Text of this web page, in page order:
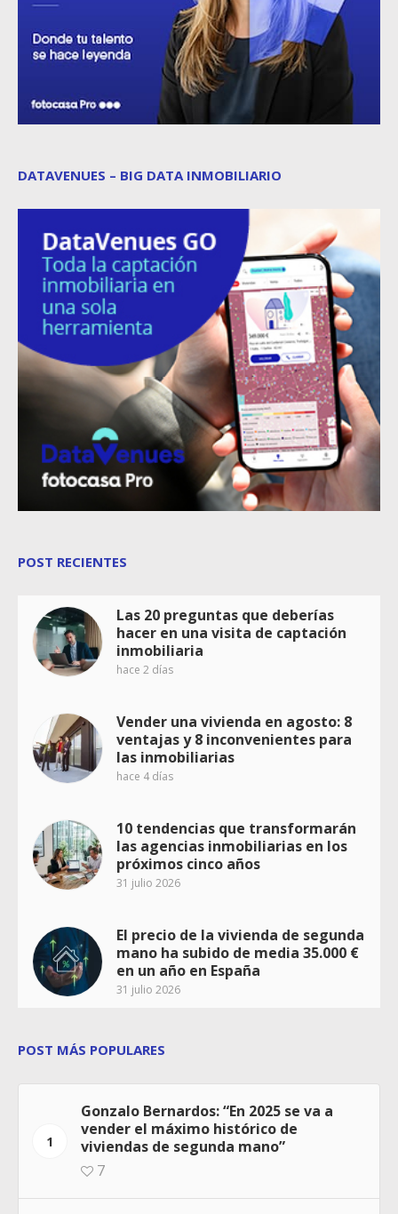
DATAVENUES – BIG DATA INMOBILIARIO
POST RECIENTES
Las 20 preguntas que deberías
hacer en una visita de captación
inmobiliaria
hace 2 días
Vender una vivienda en agosto: 8
ventajas y 8 inconvenientes para
las inmobiliarias
hace 4 días
10 tendencias que transformarán
las agencias inmobiliarias en los
próximos cinco años
31 julio 2026
El precio de la vivienda de segunda
mano ha subido de media 35.000 €
en un año en España
31 julio 2026
POST MÁS POPULARES
1
Gonzalo Bernardos: “En 2025 se va a
vender el máximo histórico de
viviendas de segunda mano”
7